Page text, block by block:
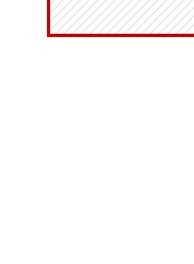
き
カップ ポムポムプ
リン CHMGD4